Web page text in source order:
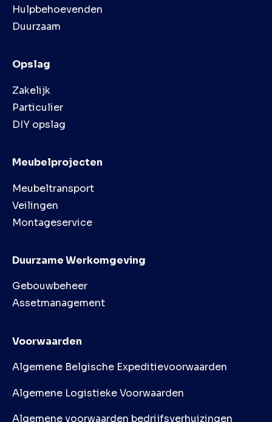
Hulpbehoevenden
Duurzaam
Opslag
Zakelijk
Particulier
DIY opslag
Meubelprojecten
Meubeltransport
Veilingen
Montageservice
Duurzame Werkomgeving
Gebouwbeheer
Assetmanagement
Voorwaarden
Algemene Belgische Expeditievoorwaarden
Algemene Logistieke Voorwaarden
Algemene voorwaarden bedrijfsverhuizingen